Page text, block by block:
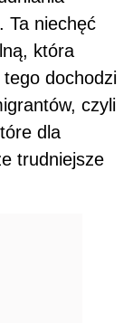
Ta niechęć
która
dochodzi
czyli
dla
trudniejsze